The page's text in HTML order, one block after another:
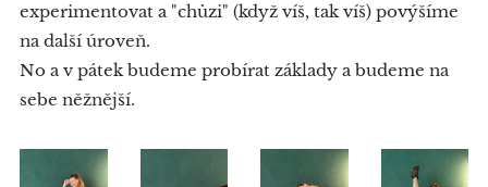
experimentovat a "chůzi" (když víš, tak víš) povýšíme
na další úroveň.
No a v pátek budeme probírat základy a budeme na
sebe něžnější.